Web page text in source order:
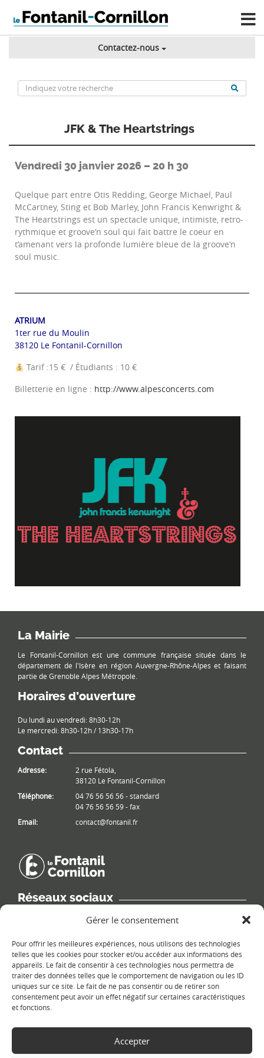
Gérer le consentement
Pour offrir les meilleures expériences, nous utilisons des technologies
telles que les cookies pour stocker et/ou accéder aux informations des
appareils. Le fait de consentir à ces technologies nous permettra de
traiter des données telles que le comportement de navigation ou les ID
uniques sur ce site. Le fait de ne pas consentir ou de retirer son
consentement peut avoir un effet négatif sur certaines caractéristiques
et fonctions.
Accepter
Contactez-nous
JFK & The Heartstrings
Vendredi 30 janvier 2026 – 20 h 30
Quelque part entre Otis Redding, George Michael, Paul
McCartney, Sting et Bob Marley, John Francis Kenwright &
The Heartstrings est un spectacle unique, intimiste, retro-
rythmique et groove’n soul qui fait battre le coeur en
t’amenant vers la profonde lumière bleue de la groove‘n
soul music.
ATRIUM
1ter rue du Moulin
38120 Le Fontanil-Cornillon
Tarif :15 € / Étudiants : 10 €
Billetterie en ligne : http://www.alpesconcerts.com
La Mairie
Le Fontanil-Cornillon est une commune française située dans le
département de l'Isère en région Auvergne-Rhône-Alpes et faisant
partie de Grenoble Alpes Métropole.
Horaires d’ouverture
Du lundi au vendredi: 8h30-12h
Le mercredi: 8h30-12h / 13h30-17h
Contact
Adresse:
2 rue Fétola,
38120 Le Fontanil-Cornillon
Téléphone:
04 76 56 56 56 - standard
04 76 56 56 59 - fax
Email:
contact@fontanil.fr
Réseaux sociaux
Retrouvez les informations de la commune sur différents réseaux
Le plan du site